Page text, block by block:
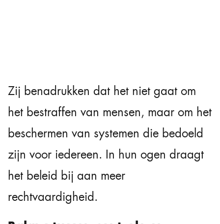
Zij benadrukken dat het niet gaat om
het bestraffen van mensen, maar om het
beschermen van systemen die bedoeld
zijn voor iedereen. In hun ogen draagt
het beleid bij aan meer
rechtvaardigheid.